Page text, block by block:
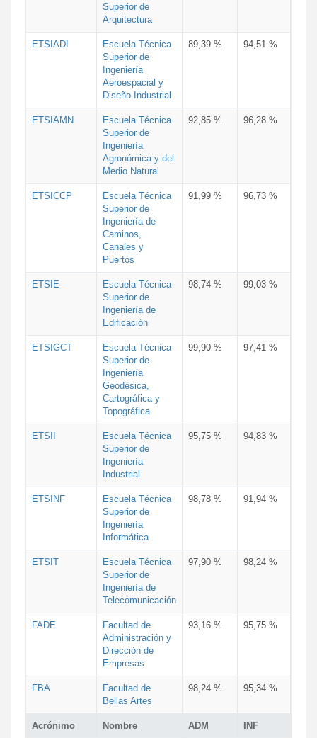
Acrónimo Nombre ADM INF
Superior de
Arquitectura
ETSIADI
Escuela Técnica
Superior de
Ingeniería
Aeroespacial y
Diseño Industrial
89,39 % 94,51 %
ETSIAMN
Escuela Técnica
Superior de
Ingeniería
Agronómica y del
Medio Natural
92,85 % 96,28 %
ETSICCP
Escuela Técnica
Superior de
Ingeniería de
Caminos,
Canales y
Puertos
91,99 % 96,73 %
ETSIE
Escuela Técnica
Superior de
Ingeniería de
Edificación
98,74 % 99,03 %
ETSIGCT
Escuela Técnica
Superior de
Ingeniería
Geodésica,
Cartográfica y
Topográfica
99,90 % 97,41 %
ETSII
Escuela Técnica
Superior de
Ingeniería
Industrial
95,75 % 94,83 %
ETSINF
Escuela Técnica
Superior de
Ingeniería
Informática
98,78 % 91,94 %
ETSIT
Escuela Técnica
Superior de
Ingeniería de
Telecomunicación
97,90 % 98,24 %
FADE
Facultad de
Administración y
Dirección de
Empresas
93,16 % 95,75 %
FBA
Facultad de
Bellas Artes
98,24 % 95,34 %